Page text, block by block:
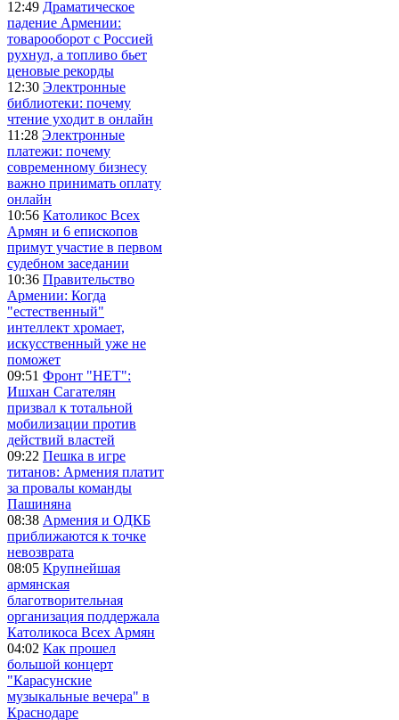
12:49 Драматическое
падение Армении:
товарооборот с Россией
рухнул, а топливо бьет
ценовые рекорды
12:30 Электронные
библиотеки: почему
чтение уходит в онлайн
11:28 Электронные
платежи: почему
современному бизнесу
важно принимать оплату
онлайн
10:56 Католикос Всех
Армян и 6 епископов
примут участие в первом
судебном заседании
10:36 Правительство
Армении: Когда
"естественный"
интеллект хромает,
искусственный уже не
поможет
09:51 Фронт "НЕТ":
Ишхан Сагателян
призвал к тотальной
мобилизации против
действий властей
09:22 Пешка в игре
титанов: Армения платит
за провалы команды
Пашиняна
08:38 Армения и ОДКБ
приближаются к точке
невозврата
08:05 Крупнейшая
армянская
благотворительная
организация поддержала
Католикоса Всех Армян
04:02 Как прошел
большой концерт
"Карасунские
музыкальные вечера" в
Краснодаре